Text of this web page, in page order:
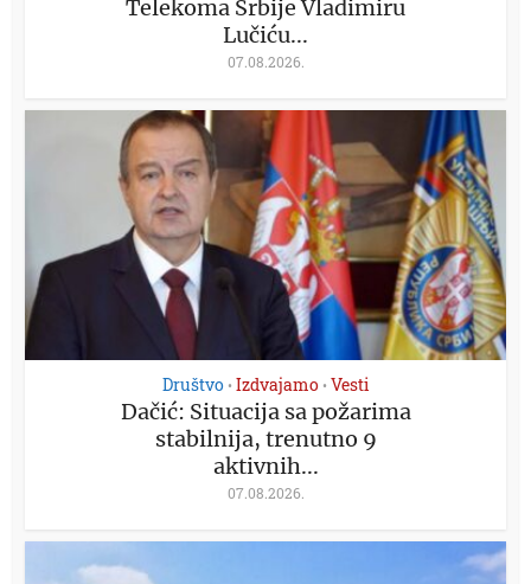
Telekoma Srbije Vladimiru
Lučiću...
07.08.2026.
Društvo • Izdvajamo • Vesti
Dačić: Situacija sa požarima
stabilnija, trenutno 9
aktivnih...
07.08.2026.